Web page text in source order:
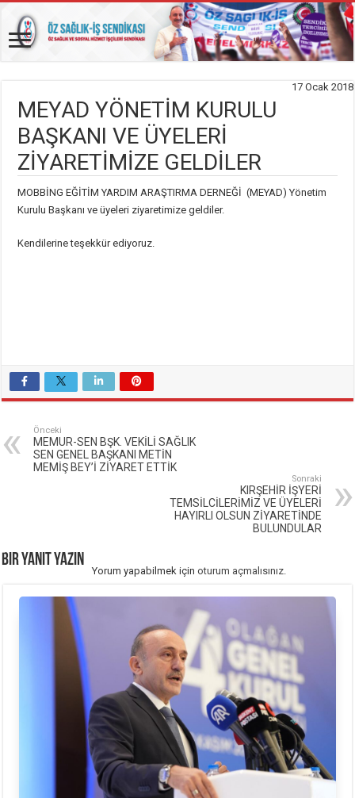
17 Ocak 2018
MEYAD YÖNETİM KURULU
BAŞKANI VE ÜYELERİ
ZİYARETİMİZE GELDİLER
MOBBİNG EĞİTİM YARDIM ARAŞTIRMA DERNEĞİ (MEYAD) Yönetim
Kurulu Başkanı ve üyeleri ziyaretimize geldiler.
Kendilerine teşekkür ediyoruz.
Önceki
MEMUR-SEN BŞK. VEKİLİ SAĞLIK
SEN GENEL BAŞKANI METİN
MEMİŞ BEY’İ ZİYARET ETTİK
Sonraki
KIRŞEHİR İŞYERİ
TEMSİLCİLERİMİZ VE ÜYELERİ
HAYIRLI OLSUN ZİYARETİNDE
BULUNDULAR
Bir yanıt yazın
Yorum yapabilmek içinoturum açmalısınız.